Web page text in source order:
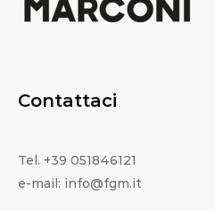
Contattaci
Tel. +39 051846121
e-mail: info@fgm.it